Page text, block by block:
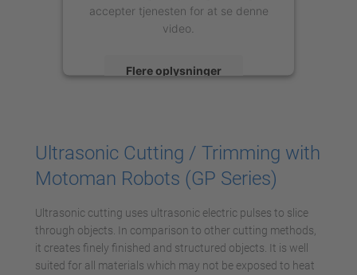
accepter tjenesten for at se denne
video.
Flere oplysninger
Management Platform
Ultrasonic Cutting / Trimming with
Motoman Robots (GP Series)
Ultrasonic cutting uses ultrasonic electric pulses to slice
through objects. In comparison to other cutting methods,
it creates finely finished and structured objects. It is well
suited for all materials which may not be exposed to heat